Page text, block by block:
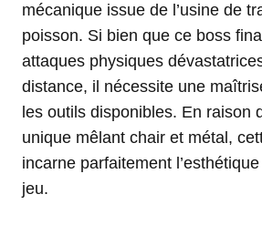
mécanique issue de l’usine de
poisson. Si bien que ce boss
attaques physiques
distance, il nécessite une
les outils disponibles. En raison
unique mêlant chair et métal,
incarne parfaitement
jeu.